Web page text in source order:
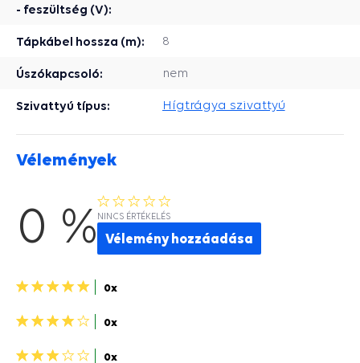
- feszültség (V):
Tápkábel hossza (m): 8
Úszókapcsoló: nem
Szivattyú típus: Hígtrágya szivattyú
Vélemények
0 % NINCS ÉRTÉKELÉS
Vélemény hozzáadása
5
0x
4
0x
3
0x